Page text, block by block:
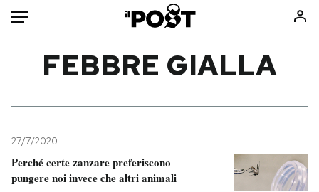
Mondo
Politica
Tecnologia
Consumismi
FEBBRE GIALLA
27/7/2020
Perché certe zanzare preferiscono
pungere noi invece che altri animali